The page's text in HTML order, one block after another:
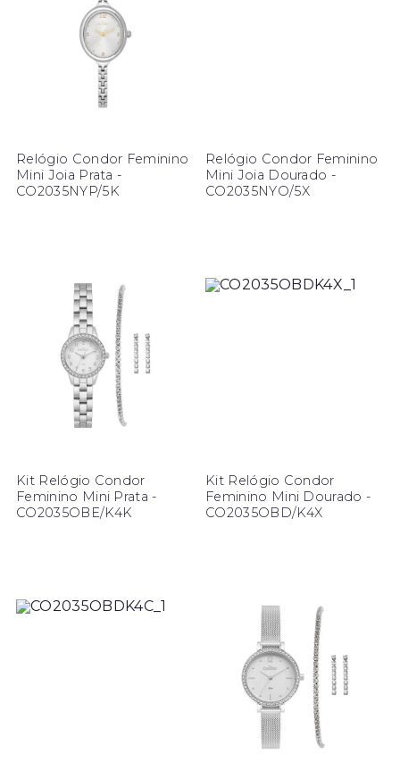
Relógio Condor Feminino
Mini Joia Prata -
CO2035NYP/5K
Relógio Condor Feminino
Mini Joia Dourado -
CO2035NYO/5X
Kit Relógio Condor
Feminino Mini Prata -
CO2035OBE/K4K
Kit Relógio Condor
Feminino Mini Dourado -
CO2035OBD/K4X